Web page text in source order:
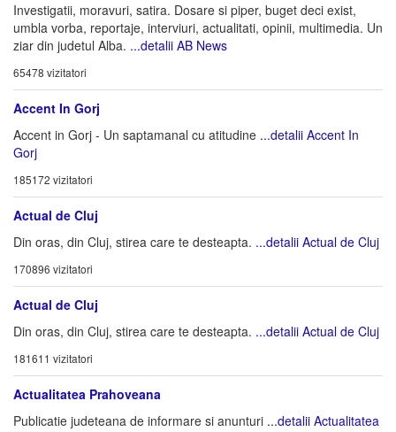
Investigatii, moravuri, satira. Dosare si piper, buget deci exist,
umbla vorba, reportaje, interviuri, actualitati, opinii, multimedia. Un
ziar din judetul Alba. ...detalii AB News
65478 vizitatori
Accent In Gorj
Accent in Gorj - Un saptamanal cu atitudine ...detalii Accent In
Gorj
185172 vizitatori
Actual de Cluj
Din oras, din Cluj, stirea care te desteapta. ...detalii Actual de Cluj
170896 vizitatori
Actual de Cluj
Din oras, din Cluj, stirea care te desteapta. ...detalii Actual de Cluj
181611 vizitatori
Actualitatea Prahoveana
Publicatie judeteana de informare si anunturi ...detalii Actualitatea